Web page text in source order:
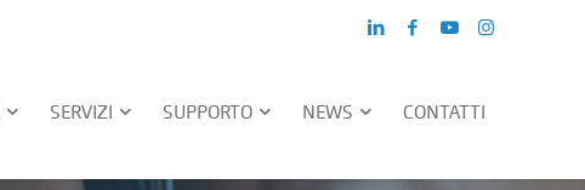
SERVIZI SUPPORTO NEWS CONTATTI